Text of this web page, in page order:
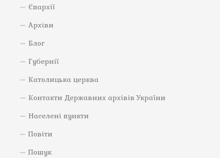
Єпархії
Архіви
Блог
Губернії
Католицька церква
Контакти Державних архівів України
Населені пункти
Повіти
Пошук